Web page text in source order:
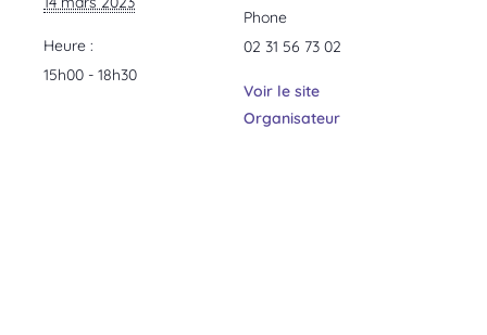
Heure :
15h00 - 18h30
Phone
02 31 56 73 02
Voir le site
Organisateur